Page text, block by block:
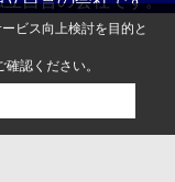
ビス向上検討を目的と
確認ください。